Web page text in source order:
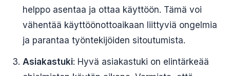
helppo asentaa ja ottaa käyttöön. Tämä voi
vähentää käyttöönottoaikaan liittyviä ongelmia
ja parantaa työntekijöiden sitoutumista.
Asiakastuki: Hyvä asiakastuki on elintärkeää